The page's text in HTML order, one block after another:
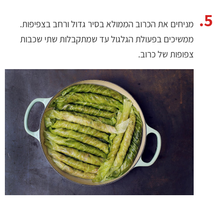
מניחים את הכרוב הממולא בסיר גדול ורחב בצפיפות.
ממשיכים בפעולת הגלגול עד שמתקבלות שתי שכבות
צפופות של כרוב.